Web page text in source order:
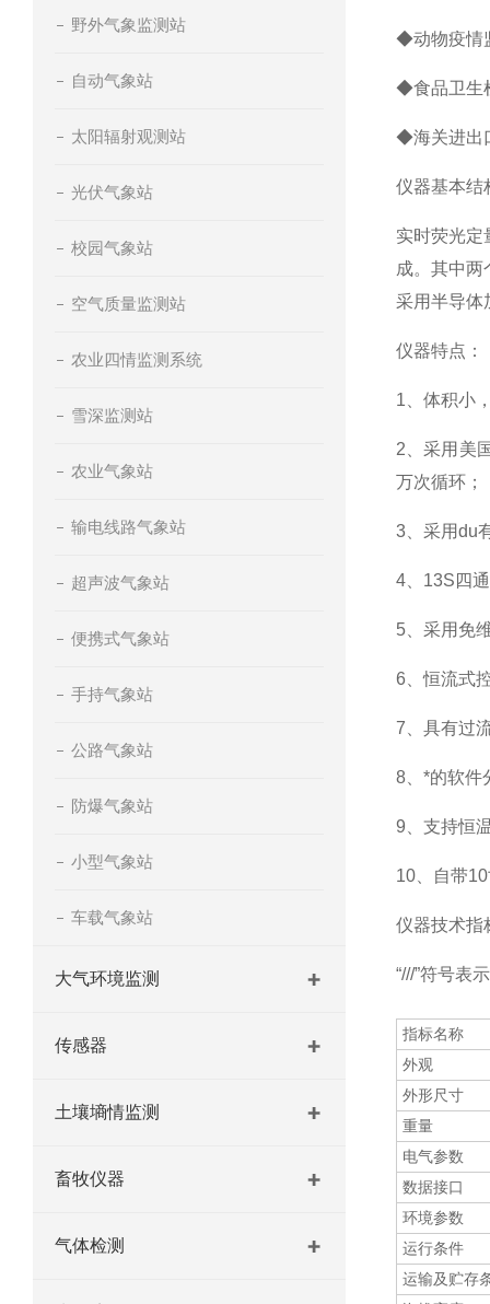
野外气象监测站
自动气象站
太阳辐射观测站
光伏气象站
校园气象站
空气质量监测站
农业四情监测系统
雪深监测站
农业气象站
输电线路气象站
超声波气象站
便携式气象站
手持气象站
公路气象站
防爆气象站
小型气象站
车载气象站
大气环境监测
传感器
土壤墒情监测
畜牧仪器
气体检测
◆动物疫情
◆食品卫生
◆海关进出
仪器基本结
实时荧光定
成。其中
采用半导体
仪器特点：
1、体积小
2、采用美
万次循环；
3、采用du
4、13S四
5、采用免
6、恒流式
7、具有过
8、*的软件
9、支持恒
10、自带
仪器技术指
“///”符号表
指标名称
外观
外形尺寸
重量
电气参数
数据接口
环境参数
运行条件
运输及贮存